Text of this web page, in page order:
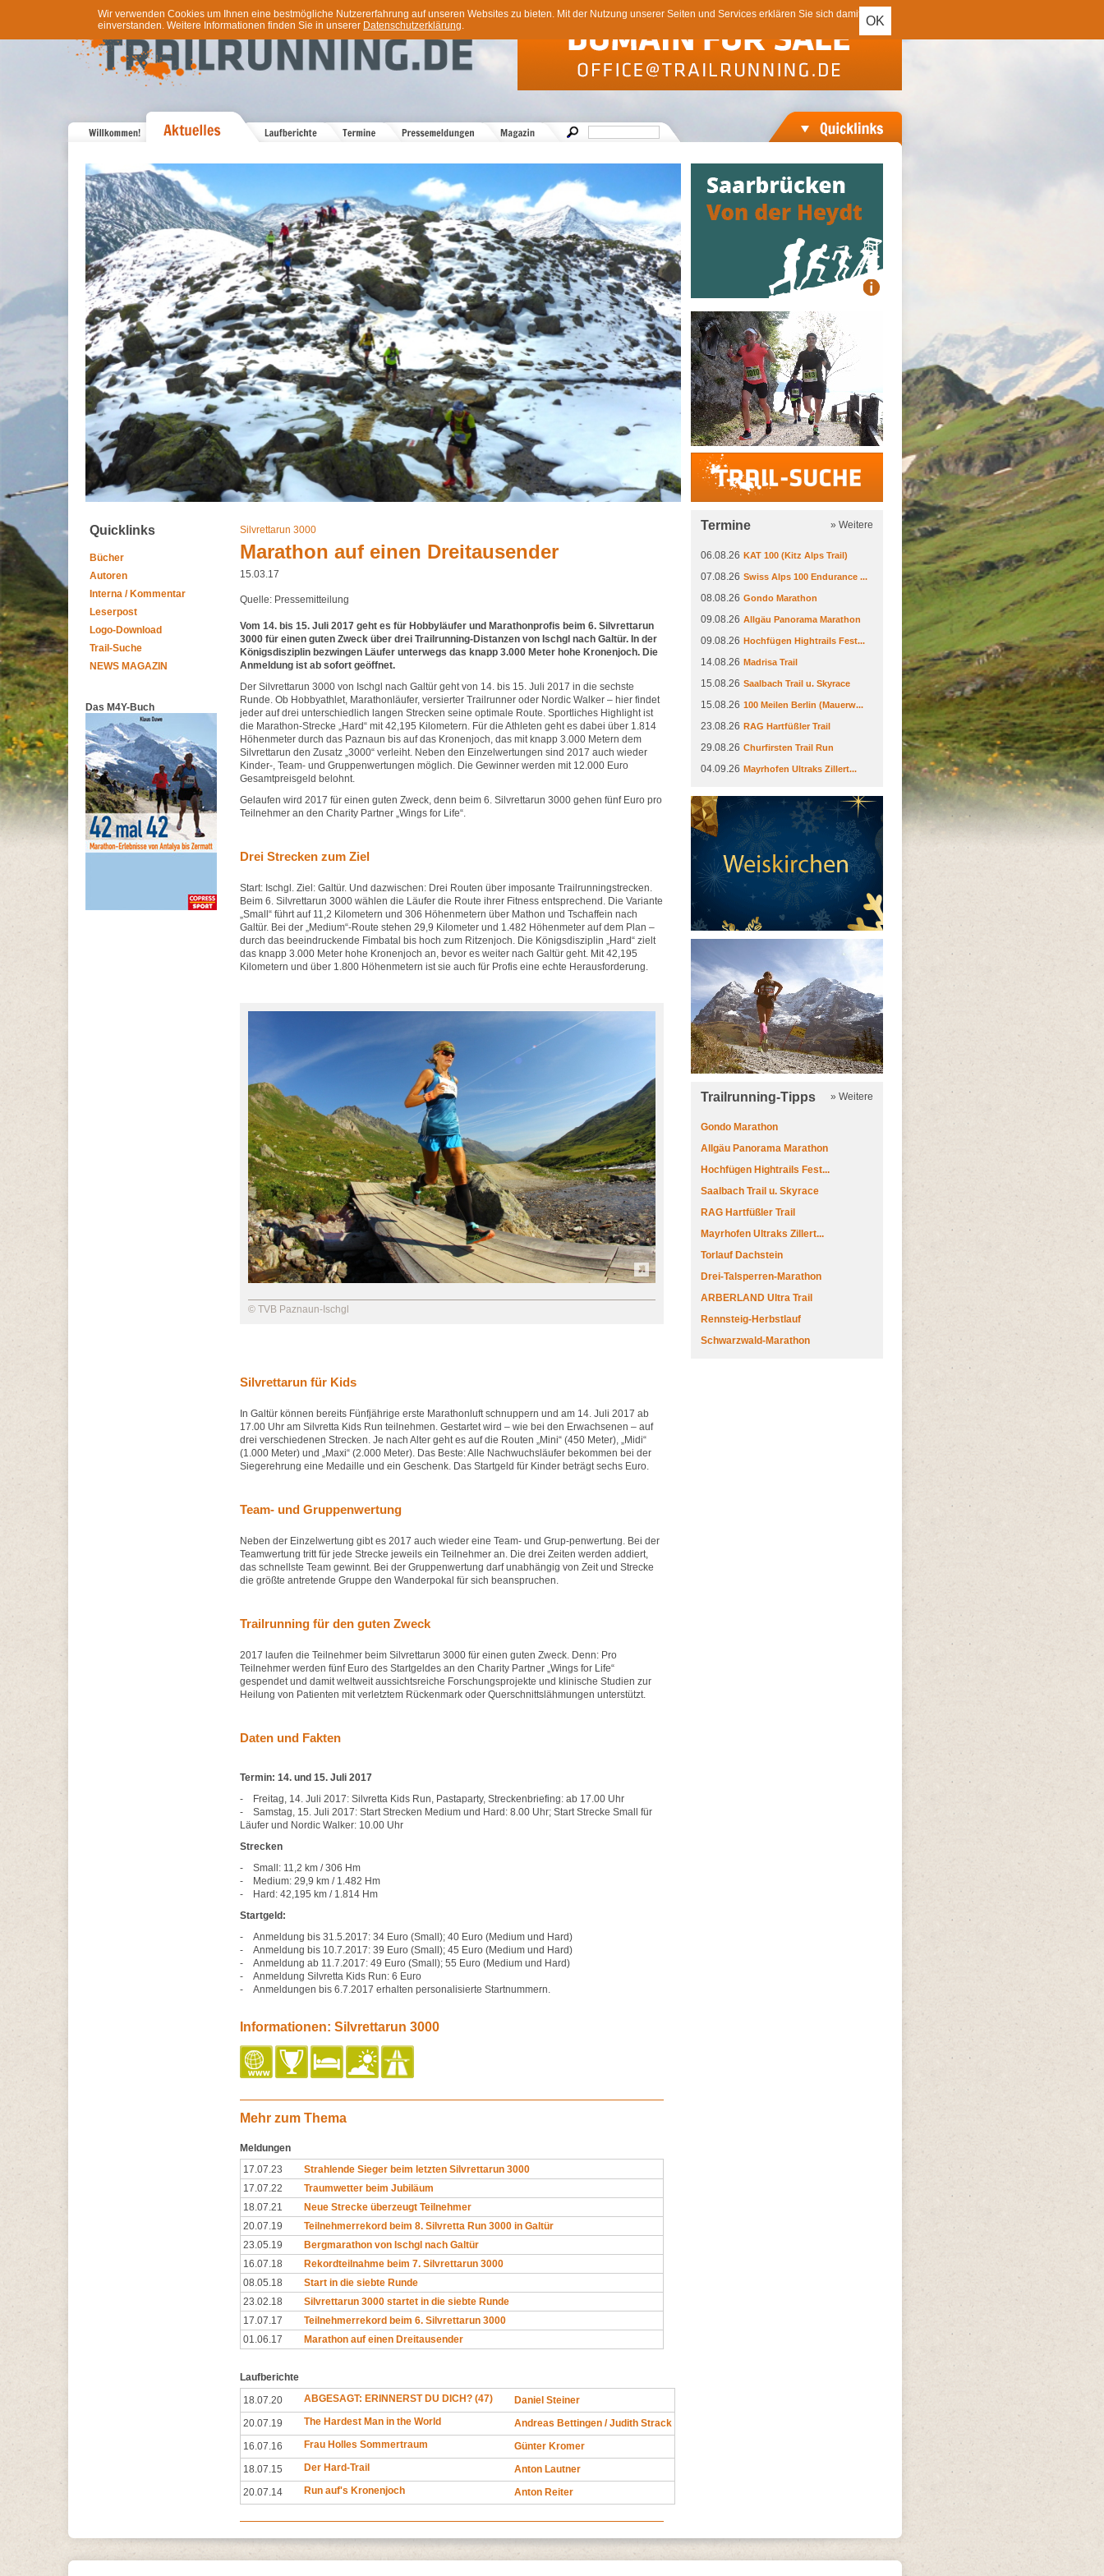
OK
Wir verwenden Cookies um Ihnen eine bestmögliche Nutzererfahrung auf unseren Websites zu bieten. Mit der Nutzung unserer Seiten und Services erklären Sie sich damit
einverstanden. Weitere Informationen finden Sie in unserer Datenschutzerklärung.
Trail-Suche
Quicklinks
Bücher
Autoren
Interna / Kommentar
Leserpost
Logo-Download
Trail-Suche
NEWS MAGAZIN
Das M4Y-Buch
Silvrettarun 3000
Marathon auf einen Dreitausender
15.03.17
Quelle: Pressemitteilung
Vom 14. bis 15. Juli 2017 geht es für Hobbyläufer und Marathonprofis beim 6. Silvrettarun
3000 für einen guten Zweck über drei Trailrunning-Distanzen von Ischgl nach Galtür. In der
Königsdisziplin bezwingen Läufer unterwegs das knapp 3.000 Meter hohe Kronenjoch. Die
Anmeldung ist ab sofort geöffnet.
Der Silvrettarun 3000 von Ischgl nach Galtür geht von 14. bis 15. Juli 2017 in die sechste
Runde. Ob Hobbyathlet, Marathonläufer, versierter Trailrunner oder Nordic Walker – hier findet
jeder auf drei unterschiedlich langen Strecken seine optimale Route. Sportliches Highlight ist
die Marathon-Strecke „Hard“ mit 42,195 Kilometern. Für die Athleten geht es dabei über 1.814
Höhenmeter durch das Paznaun bis auf das Kronenjoch, das mit knapp 3.000 Metern dem
Silvrettarun den Zusatz „3000“ verleiht. Neben den Einzelwertungen sind 2017 auch wieder
Kinder-, Team- und Gruppenwertungen möglich. Die Gewinner werden mit 12.000 Euro
Gesamtpreisgeld belohnt.
Gelaufen wird 2017 für einen guten Zweck, denn beim 6. Silvrettarun 3000 gehen fünf Euro pro
Teilnehmer an den Charity Partner „Wings for Life“.
Drei Strecken zum Ziel
Start: Ischgl. Ziel: Galtür. Und dazwischen: Drei Routen über imposante Trailrunningstrecken.
Beim 6. Silvrettarun 3000 wählen die Läufer die Route ihrer Fitness entsprechend. Die Variante
„Small“ führt auf 11,2 Kilometern und 306 Höhenmetern über Mathon und Tschaffein nach
Galtür. Bei der „Medium“-Route stehen 29,9 Kilometer und 1.482 Höhenmeter auf dem Plan –
durch das beeindruckende Fimbatal bis hoch zum Ritzenjoch. Die Königsdisziplin „Hard“ zielt
das knapp 3.000 Meter hohe Kronenjoch an, bevor es weiter nach Galtür geht. Mit 42,195
Kilometern und über 1.800 Höhenmetern ist sie auch für Profis eine echte Herausforderung.
© TVB Paznaun-Ischgl
Silvrettarun für Kids
In Galtür können bereits Fünfjährige erste Marathonluft schnuppern und am 14. Juli 2017 ab
17.00 Uhr am Silvretta Kids Run teilnehmen. Gestartet wird – wie bei den Erwachsenen – auf
drei verschiedenen Strecken. Je nach Alter geht es auf die Routen „Mini“ (450 Meter), „Midi“
(1.000 Meter) und „Maxi“ (2.000 Meter). Das Beste: Alle Nachwuchsläufer bekommen bei der
Siegerehrung eine Medaille und ein Geschenk. Das Startgeld für Kinder beträgt sechs Euro.
Team- und Gruppenwertung
Neben der Einzelwertung gibt es 2017 auch wieder eine Team- und Grup-penwertung. Bei der
Teamwertung tritt für jede Strecke jeweils ein Teilnehmer an. Die drei Zeiten werden addiert,
das schnellste Team gewinnt. Bei der Gruppenwertung darf unabhängig von Zeit und Strecke
die größte antretende Gruppe den Wanderpokal für sich beanspruchen.
Trailrunning für den guten Zweck
2017 laufen die Teilnehmer beim Silvrettarun 3000 für einen guten Zweck. Denn: Pro
Teilnehmer werden fünf Euro des Startgeldes an den Charity Partner „Wings for Life“
gespendet und damit weltweit aussichtsreiche Forschungsprojekte und klinische Studien zur
Heilung von Patienten mit verletztem Rückenmark oder Querschnittslähmungen unterstützt.
Daten und Fakten
Termin: 14. und 15. Juli 2017
- Freitag, 14. Juli 2017: Silvretta Kids Run, Pastaparty, Streckenbriefing: ab 17.00 Uhr
- Samstag, 15. Juli 2017: Start Strecken Medium und Hard: 8.00 Uhr; Start Strecke Small für
Läufer und Nordic Walker: 10.00 Uhr
Strecken
- Small: 11,2 km / 306 Hm
- Medium: 29,9 km / 1.482 Hm
- Hard: 42,195 km / 1.814 Hm
Startgeld:
- Anmeldung bis 31.5.2017: 34 Euro (Small); 40 Euro (Medium und Hard)
- Anmeldung bis 10.7.2017: 39 Euro (Small); 45 Euro (Medium und Hard)
- Anmeldung ab 11.7.2017: 49 Euro (Small); 55 Euro (Medium und Hard)
- Anmeldung Silvretta Kids Run: 6 Euro
- Anmeldungen bis 6.7.2017 erhalten personalisierte Startnummern.
Informationen: Silvrettarun 3000
Mehr zum Thema
Meldungen
17.07.23
Strahlende Sieger beim letzten Silvrettarun 3000
17.07.22
Traumwetter beim Jubiläum
18.07.21
Neue Strecke überzeugt Teilnehmer
20.07.19
Teilnehmerrekord beim 8. Silvretta Run 3000 in Galtür
23.05.19
Bergmarathon von Ischgl nach Galtür
16.07.18
Rekordteilnahme beim 7. Silvrettarun 3000
08.05.18
Start in die siebte Runde
23.02.18
Silvrettarun 3000 startet in die siebte Runde
17.07.17
Teilnehmerrekord beim 6. Silvrettarun 3000
01.06.17
Marathon auf einen Dreitausender
Laufberichte
18.07.20
ABGESAGT: ERINNERST DU DICH? (47)
Daniel Steiner
20.07.19
The Hardest Man in the World
Andreas Bettingen / Judith Strack
16.07.16
Frau Holles Sommertraum
Günter Kromer
18.07.15
Der Hard-Trail
Anton Lautner
20.07.14
Run auf's Kronenjoch Anton Reiter
Termine » Weitere
06.08.26 KAT 100 (Kitz Alps Trail)
07.08.26 Swiss Alps 100 Endurance ...
08.08.26 Gondo Marathon
09.08.26 Allgäu Panorama Marathon
09.08.26 Hochfügen Hightrails Fest...
14.08.26 Madrisa Trail
15.08.26 Saalbach Trail u. Skyrace
15.08.26 100 Meilen Berlin (Mauerw...
23.08.26 RAG Hartfüßler Trail
29.08.26 Churfirsten Trail Run
04.09.26 Mayrhofen Ultraks Zillert...
Trailrunning-Tipps » Weitere
Gondo Marathon
Allgäu Panorama Marathon
Hochfügen Hightrails Fest...
Saalbach Trail u. Skyrace
RAG Hartfüßler Trail
Mayrhofen Ultraks Zillert...
Torlauf Dachstein
Drei-Talsperren-Marathon
ARBERLAND Ultra Trail
Rennsteig-Herbstlauf
Schwarzwald-Marathon